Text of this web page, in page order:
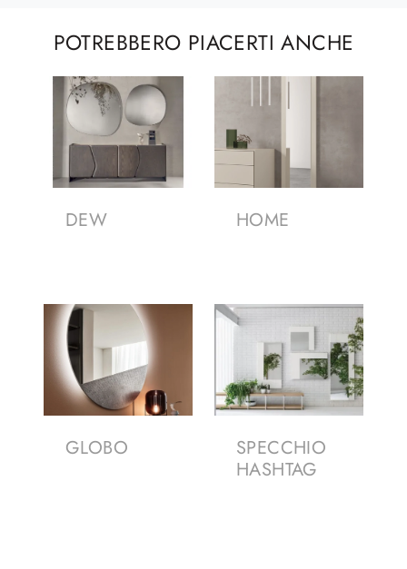
POTREBBERO PIACERTI ANCHE
DEW HOME
GLOBO
SPECCHIO
HASHTAG